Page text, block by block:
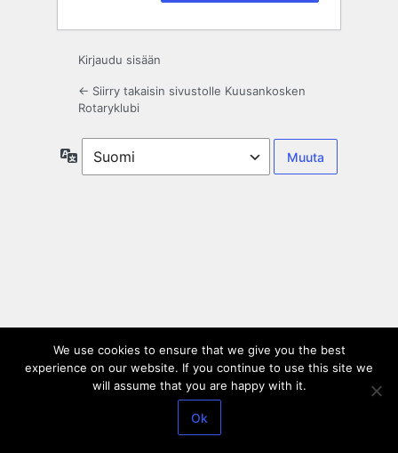
Kirjaudu sisään
← Siirry takaisin sivustolle Kuusankosken
Rotaryklubi
Kieli
We use cookies to ensure that we give you the best
experience on our website. If you continue to use this site we
will assume that you are happy with it.
Ok